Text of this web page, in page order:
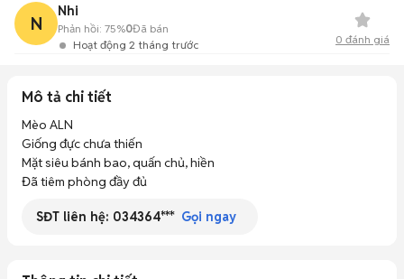
N
Nhi
Hoạt động 2 tháng trước
Phản hồi: 75%0Đã bán
0 đánh giá
Mô tả chi tiết
Mèo ALN
Giống đực chưa thiến
Mặt siêu bánh bao, quấn chủ, hiền
Đã tiêm phòng đầy đủ
SĐT liên hệ: 034364*** Gọi ngay